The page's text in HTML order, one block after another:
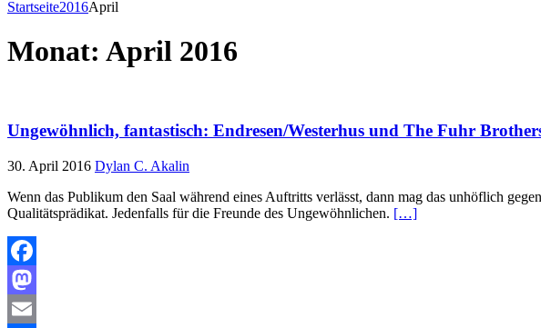
Startseite2016April
Monat: April 2016
Ungewöhnlich, fantastisch: Endresen/Westerhus und The Fuhr
30. April 2016 Dylan C. Akalin
Wenn das Publikum den Saal während eines Auftritts verlässt, dann mag das unhöflich
Qualitätsprädikat. Jedenfalls für die Freunde des Ungewöhnlichen. […]
Facebook
Mastodon